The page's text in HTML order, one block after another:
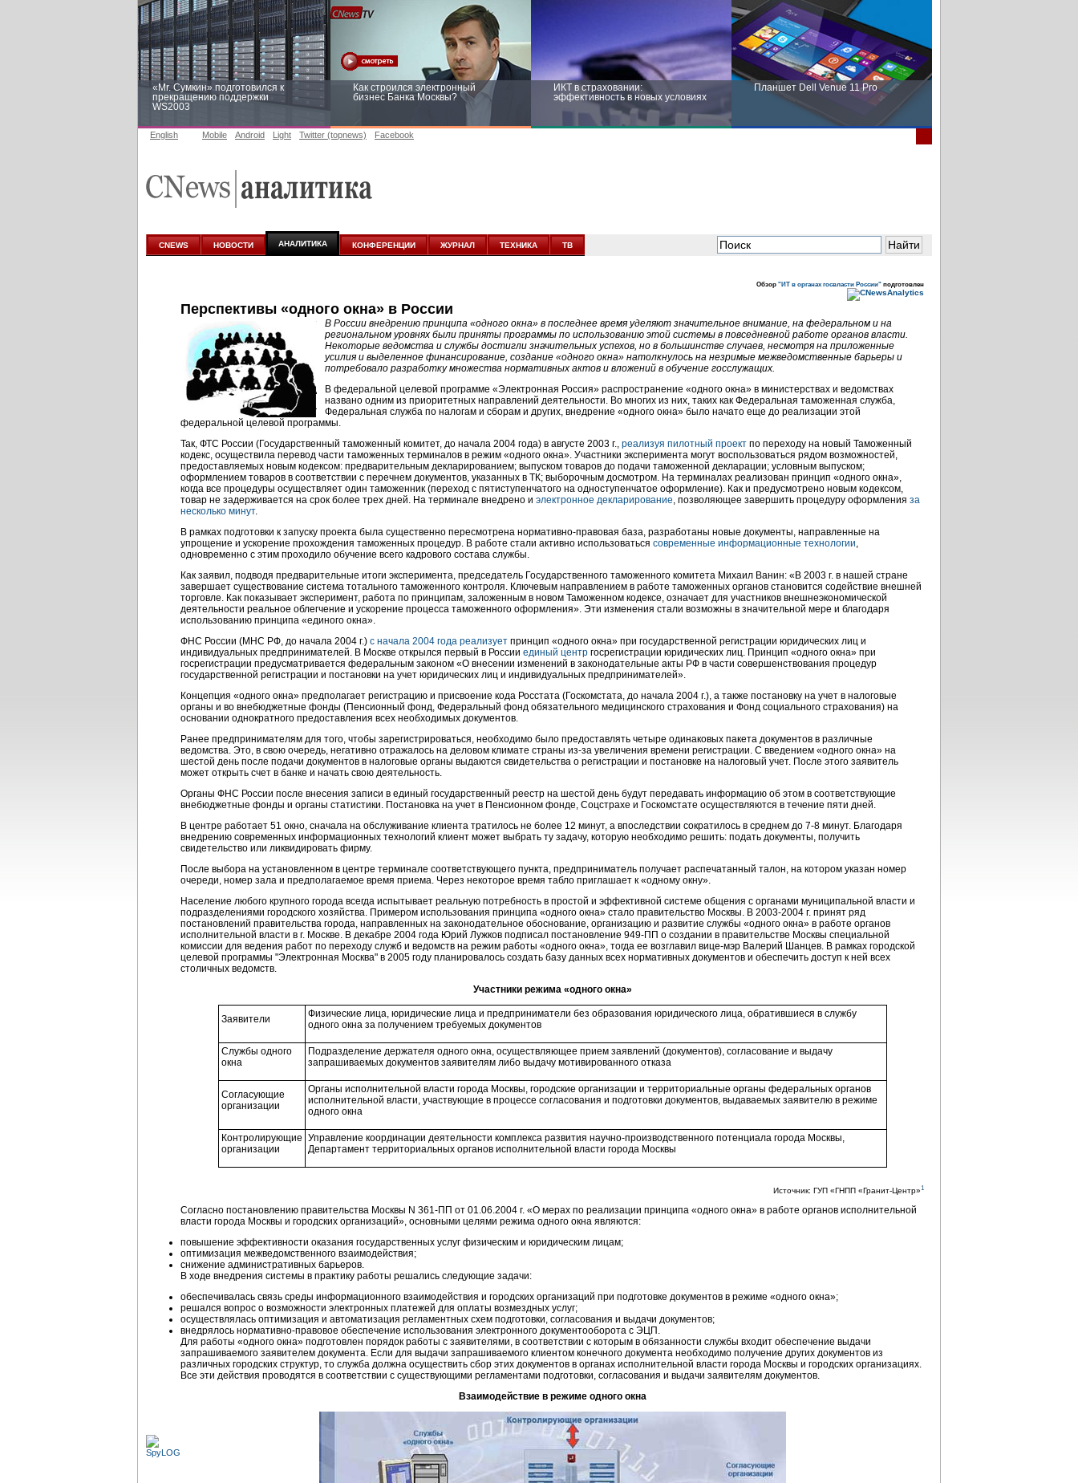
«Mr. Сумкин» подготовился к
прекращению поддержки
WS2003
Как строился электронный
бизнес Банка Москвы?
ИКТ в страховании:
эффективность в новых условиях
Планшет Dell Venue 11 Pro
аналитике
новых условиях
English Mobile Android Light Twitter (topnews) Facebook
CNEWS НОВОСТИ АНАЛИТИКА КОНФЕРЕНЦИИ ЖУРНАЛ ТЕХНИКА ТВ
Обзор "ИТ в органах госвласти России" подготовлен
Перспективы «одного окна» в России
В России внедрению принципа «одного окна» в последнее время уделяют значительное внимание, на федеральном и на
региональном уровнях были приняты программы по использованию этой системы в повседневной работе органов власти.
Некоторые ведомства и службы достигли значительных успехов, но в большинстве случаев, несмотря на приложенные
усилия и выделенное финансирование, создание «одного окна» натолкнулось на незримые межведомственные барьеры и
потребовало разработку множества нормативных актов и вложений в обучение госслужащих.
В федеральной целевой программе «Электронная Россия» распространение «одного окна» в министерствах и ведомствах
названо одним из приоритетных направлений деятельности. Во многих из них, таких как Федеральная таможенная служба,
Федеральная служба по налогам и сборам и других, внедрение «одного окна» было начато еще до реализации этой
федеральной целевой программы.
Так, ФТС России (Государственный таможенный комитет, до начала 2004 года) в августе 2003 г., реализуя пилотный проект по переходу на новый Таможенный
кодекс, осуществила перевод части таможенных терминалов в режим «одного окна». Участники эксперимента могут воспользоваться рядом возможностей,
предоставляемых новым кодексом: предварительным декларированием; выпуском товаров до подачи таможенной декларации; условным выпуском;
оформлением товаров в соответствии с перечнем документов, указанных в ТК; выборочным досмотром. На терминалах реализован принцип «одного окна»,
когда все процедуры осуществляет один таможенник (переход с пятиступенчатого на одноступенчатое оформление). Как и предусмотрено новым кодексом,
товар не задерживается на срок более трех дней. На терминале внедрено и электронное декларирование, позволяющее завершить процедуру оформления за
несколько минут.
В рамках подготовки к запуску проекта была существенно пересмотрена нормативно-правовая база, разработаны новые документы, направленные на
упрощение и ускорение прохождения таможенных процедур. В работе стали активно использоваться современные информационные технологии,
одновременно с этим проходило обучение всего кадрового состава службы.
Как заявил, подводя предварительные итоги эксперимента, председатель Государственного таможенного комитета Михаил Ванин: «В 2003 г. в нашей стране
завершает существование система тотального таможенного контроля. Ключевым направлением в работе таможенных органов становится содействие внешней
торговле. Как показывает эксперимент, работа по принципам, заложенным в новом Таможенном кодексе, означает для участников внешнеэкономической
деятельности реальное облегчение и ускорение процесса таможенного оформления». Эти изменения стали возможны в значительной мере и благодаря
использованию принципа «единого окна».
ФНС России (МНС РФ, до начала 2004 г.) с начала 2004 года реализует принцип «одного окна» при государственной регистрации юридических лиц и
индивидуальных предпринимателей. В Москве открылся первый в России единый центр госрегистрации юридических лиц. Принцип «одного окна» при
госрегистрации предусматривается федеральным законом «О внесении изменений в законодательные акты РФ в части совершенствования процедур
государственной регистрации и постановки на учет юридических лиц и индивидуальных предпринимателей».
Концепция «одного окна» предполагает регистрацию и присвоение кода Росстата (Госкомстата, до начала 2004 г.), а также постановку на учет в налоговые
органы и во внебюджетные фонды (Пенсионный фонд, Федеральный фонд обязательного медицинского страхования и Фонд социального страхования) на
основании однократного предоставления всех необходимых документов.
Ранее предпринимателям для того, чтобы зарегистрироваться, необходимо было предоставлять четыре одинаковых пакета документов в различные
ведомства. Это, в свою очередь, негативно отражалось на деловом климате страны из-за увеличения времени регистрации. С введением «одного окна» на
шестой день после подачи документов в налоговые органы выдаются свидетельства о регистрации и постановке на налоговый учет. После этого заявитель
может открыть счет в банке и начать свою деятельность.
Органы ФНС России после внесения записи в единый государственный реестр на шестой день будут передавать информацию об этом в соответствующие
внебюджетные фонды и органы статистики. Постановка на учет в Пенсионном фонде, Соцстрахе и Госкомстате осуществляются в течение пяти дней.
В центре работает 51 окно, сначала на обслуживание клиента тратилось не более 12 минут, а впоследствии сократилось в среднем до 7-8 минут. Благодаря
внедрению современных информационных технологий клиент может выбрать ту задачу, которую необходимо решить: подать документы, получить
свидетельство или ликвидировать фирму.
После выбора на установленном в центре терминале соответствующего пункта, предприниматель получает распечатанный талон, на котором указан номер
очереди, номер зала и предполагаемое время приема. Через некоторое время табло приглашает к «одному окну».
Население любого крупного города всегда испытывает реальную потребность в простой и эффективной системе общения с органами муниципальной власти и
подразделениями городского хозяйства. Примером использования принципа «одного окна» стало правительство Москвы. В 2003-2004 г. принят ряд
постановлений правительства города, направленных на законодательное обоснование, организацию и развитие службы «одного окна» в работе органов
исполнительной власти в г. Москве. В декабре 2004 года Юрий Лужков подписал постановление 949-ПП о создании в правительстве Москвы специальной
комиссии для ведения работ по переходу служб и ведомств на режим работы «одного окна», тогда ее возглавил вице-мэр Валерий Шанцев. В рамках городской
целевой программы "Электронная Москва" в 2005 году планировалось создать базу данных всех нормативных документов и обеспечить доступ к ней всех
столичных ведомств.
Участники режима «одного окна»
Заявители
Физические лица, юридические лица и предприниматели без образования юридического лица, обратившиеся в службу
одного окна за получением требуемых документов
Службы одного
окна
Подразделение держателя одного окна, осуществляющее прием заявлений (документов), согласование и выдачу
запрашиваемых документов заявителям либо выдачу мотивированного отказа
Согласующие
организации
Органы исполнительной власти города Москвы, городские организации и территориальные органы федеральных органов
исполнительной власти, участвующие в процессе согласования и подготовки документов, выдаваемых заявителю в режиме
одного окна
Контролирующие
организации
Управление координации деятельности комплекса развития научно-производственного потенциала города Москвы,
Департамент территориальных органов исполнительной власти города Москвы
Источник: ГУП «ГНПП «Гранит-Центр»1
Согласно постановлению правительства Москвы N 361-ПП от 01.06.2004 г. «О мерах по реализации принципа «одного окна» в работе органов исполнительной
власти города Москвы и городских организаций», основными целями режима одного окна являются:
повышение эффективности оказания государственных услуг физическим и юридическим лицам;
оптимизация межведомственного взаимодействия;
снижение административных барьеров.
В ходе внедрения системы в практику работы решались следующие задачи:
обеспечивалась связь среды информационного взаимодействия и городских организаций при подготовке документов в режиме «одного окна»;
решался вопрос о возможности электронных платежей для оплаты возмездных услуг;
осуществлялась оптимизация и автоматизация регламентных схем подготовки, согласования и выдачи документов;
внедрялось нормативно-правовое обеспечение использования электронного документооборота с ЭЦП.
Для работы «одного окна» подготовлен порядок работы с заявителями, в соответствии с которым в обязанности службы входит обеспечение выдачи
запрашиваемого заявителем документа. Если для выдачи запрашиваемого клиентом конечного документа необходимо получение других документов из
различных городских структур, то служба должна осуществить сбор этих документов в органах исполнительной власти города Москвы и городских организациях.
Все эти действия проводятся в соответствии с существующими регламентами подготовки, согласования и выдачи заявителям документов.
Взаимодействие в режиме одного окна